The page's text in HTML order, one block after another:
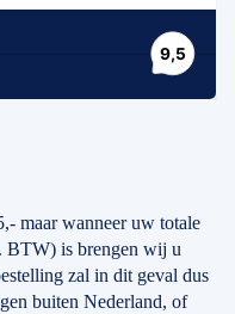
maar wanneer uw totale
BTW) is brengen wij u
zal in dit geval dus
buiten Nederland, of